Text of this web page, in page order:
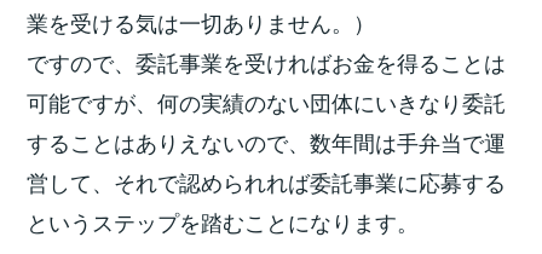
業を受ける気は一切ありません。）
ですので、委託事業を受ければお金を得ることは
可能ですが、何の実績のない団体にいきなり委託
することはありえないので、数年間は手弁当で運
営して、 それで認められれば委託事業に応募する
というステップを踏むことになります。